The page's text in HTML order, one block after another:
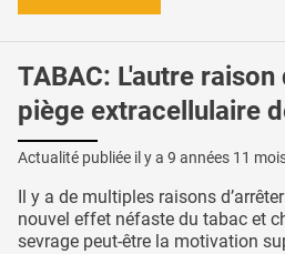
TABAC: L'autre raison
piège extracellulaire
Actualité publiée il y a 9 années 11
Il y a de multiples raisons
nouvel effet néfaste du tabac et
sevrage peut-être la motivation